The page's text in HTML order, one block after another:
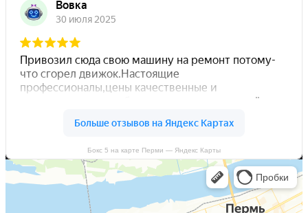
Бокс 5 на карте Перми — Яндекс Карты